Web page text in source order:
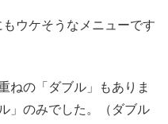
ウケそうなメニューです
ねの「ダブル」もありま
」のみでした。（ダブル